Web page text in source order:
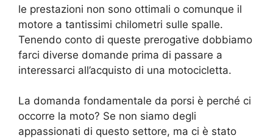
le prestazioni non sono ottimali o comunque il
motore a tantissimi chilometri sulle spalle.
Tenendo conto di queste prerogative dobbiamo
farci diverse domande prima di passare a
interessarci all’acquisto di una motocicletta.
La domanda fondamentale da porsi è perché ci
occorre la moto? Se non siamo degli
appassionati di questo settore, ma ci è stato